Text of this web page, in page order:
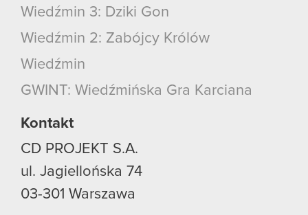
Wiedźmin 3: Dziki Gon
Wiedźmin 2: Zabójcy Królów
Wiedźmin
GWINT: Wiedźmińska Gra Karciana
Kontakt
CD PROJEKT S.A.
ul. Jagiellońska 74
03-301 Warszawa